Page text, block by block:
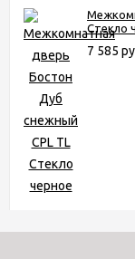
Стекло
7 585